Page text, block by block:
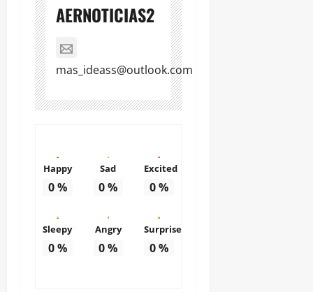
AERNOTICIAS2
mas_ideass@outlook.com
Happy
0%
Sad
0%
Excited
0%
Sleepy
0%
Angry
0%
Surprise
0%